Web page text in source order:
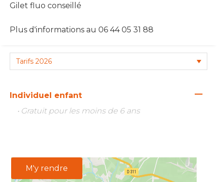
Gilet fluo conseillé
Plus d'informations au 06 44 05 31 88
Individuel enfant
—
• Gratuit pour les moins de 6 ans
M'y rendre